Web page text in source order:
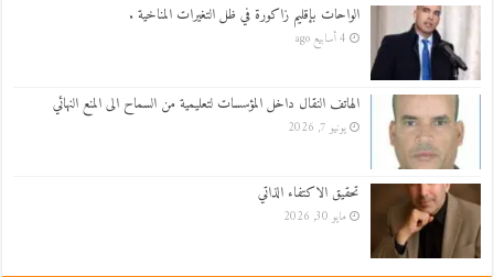
الواحات بإقليم زاكورة في ظل التغيرات المناخية .
4 أسابيع ago
الهاتف النقال داخل المؤسسات لتعليمية من السماح الى المنع النهائي
يونيو 7, 2026
تحقيق الاكتفاء الذاتي
مايو 30, 2026